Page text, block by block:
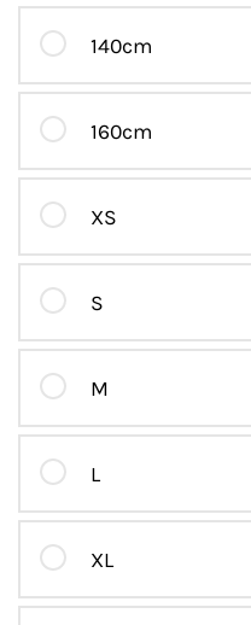
140cm
160cm
XS
S
M
L
XL